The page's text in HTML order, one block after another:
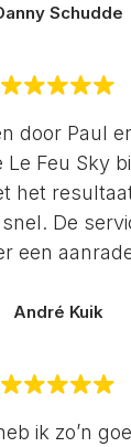
Schudde
door Paul
Feu Sky
het
De
een
André Kuik
ik zo’n